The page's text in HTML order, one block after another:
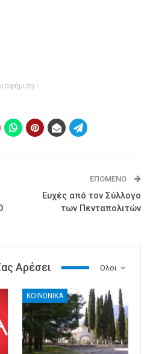
-
ΕΠΌΜΕΝΟ
Ευχές από τον Σύλλογο
των Πενταπολιτών
Ολοι
Αρέσει
ΚΟΙΝΩΝΙΚΑ